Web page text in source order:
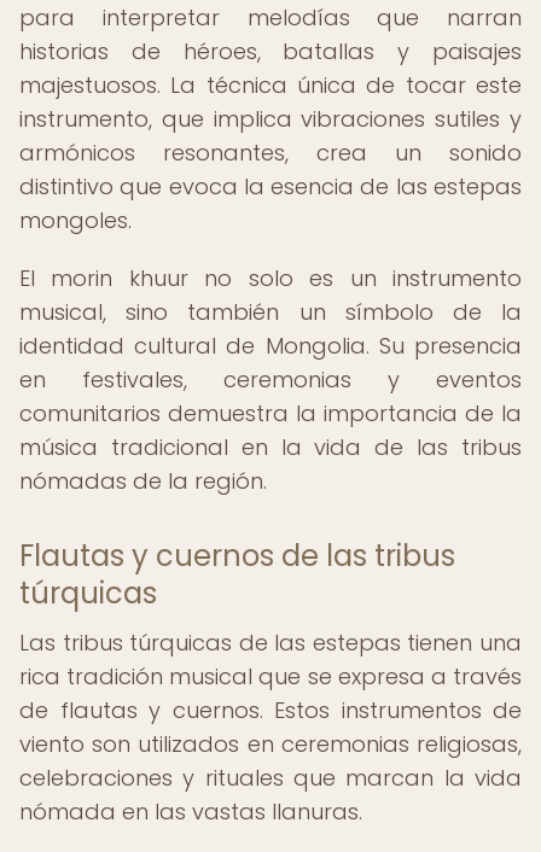
para interpretar melodías que narran
historias de héroes, batallas y paisajes
majestuosos. La técnica única de tocar este
instrumento, que implica vibraciones sutiles y
armónicos resonantes, crea un sonido
distintivo que evoca la esencia de las estepas
mongoles.
El morin khuur no solo es un instrumento
musical, sino también un símbolo de la
identidad cultural de Mongolia. Su presencia
en festivales, ceremonias y eventos
comunitarios demuestra la importancia de la
música tradicional en la vida de las tribus
nómadas de la región.
Flautas y cuernos de las tribus
túrquicas
Las tribus túrquicas de las estepas tienen una
rica tradición musical que se expresa a través
de flautas y cuernos. Estos instrumentos de
viento son utilizados en ceremonias religiosas,
celebraciones y rituales que marcan la vida
nómada en las vastas llanuras.